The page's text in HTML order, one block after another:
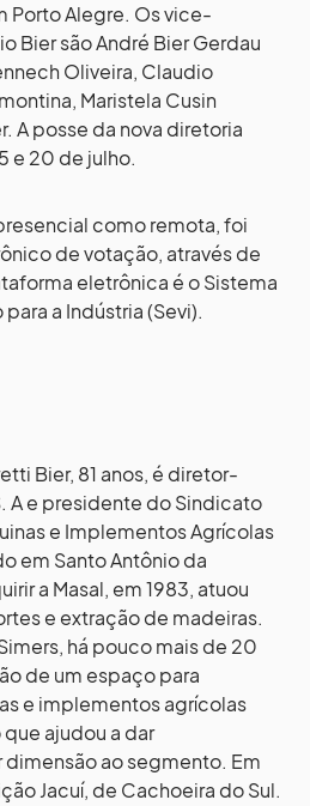
Porto Alegre. Os vice-
Bier são André Bier Gerdau
Oliveira, Claudio
Maristela Cusin
A posse da nova diretoria
e 20 de julho.
como remota, foi
de votação, através de
eletrônica é o Sistema
a Indústria (Sevi).
Bier, 81 anos, é diretor-
A e presidente do Sindicato
e Implementos Agrícolas
em Santo Antônio da
a Masal, em 1983, atuou
e extração de madeiras.
há pouco mais de 20
de um espaço para
e implementos agrícolas
ajudou a dar
ao segmento. Em
Jacuí, de Cachoeira do Sul.